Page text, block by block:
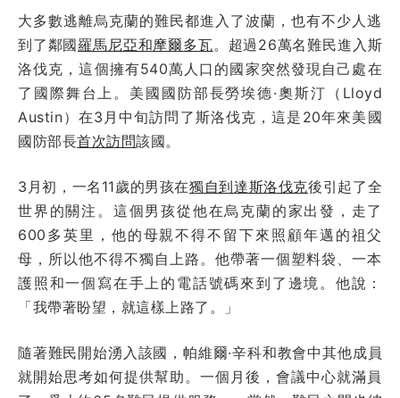
大多數逃離烏克蘭的難民都進入了波蘭，也有不少人逃
到了鄰國羅馬尼亞和摩爾多瓦。超過26萬名難民進入斯
洛伐克，這個擁有540萬人口的國家突然發現自己處在
了國際舞台上。美國國防部長勞埃德·奧斯汀（Lloyd
Austin）在3月中旬訪問了斯洛伐克，這是20年來美國
國防部長首次訪問該國。
3月初，一名11歲的男孩在獨自到達斯洛伐克後引起了全
世界的關注。這個男孩從他在烏克蘭的家出發，走了
600多英里，他的母親不得不留下來照顧年邁的祖父
母，所以他不得不獨自上路。他帶著一個塑料袋、一本
護照和一個寫在手上的電話號碼來到了邊境。他說：
「我帶著盼望，就這樣上路了。」
隨著難民開始湧入該國，帕維爾·辛科和教會中其他成員
就開始思考如何提供幫助。一個月後，會議中心就滿員